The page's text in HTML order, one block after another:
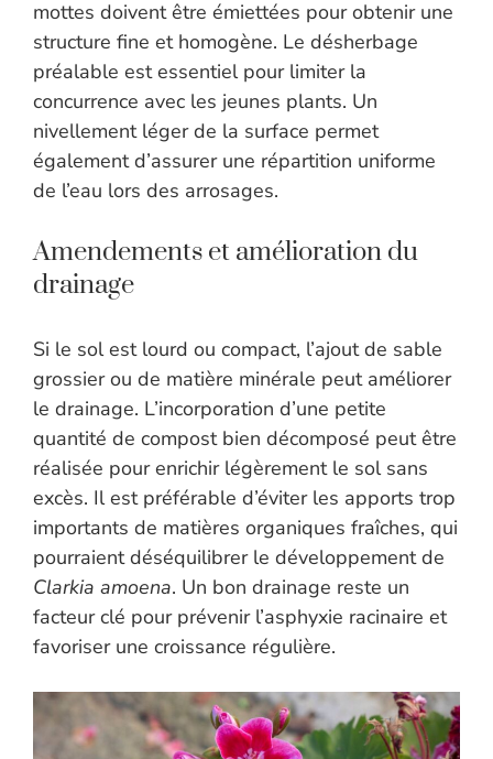
mottes doivent être émiettées pour obtenir une
structure fine et homogène. Le désherbage
préalable est essentiel pour limiter la
concurrence avec les jeunes plants. Un
nivellement léger de la surface permet
également d’assurer une répartition uniforme
de l’eau lors des arrosages.
Amendements et amélioration du
drainage
Si le sol est lourd ou compact, l’ajout de sable
grossier ou de matière minérale peut améliorer
le drainage. L’incorporation d’une petite
quantité de compost bien décomposé peut être
réalisée pour enrichir légèrement le sol sans
excès. Il est préférable d’éviter les apports trop
importants de matières organiques fraîches, qui
pourraient déséquilibrer le développement de
Clarkia amoena. Un bon drainage reste un
facteur clé pour prévenir l’asphyxie racinaire et
favoriser une croissance régulière.